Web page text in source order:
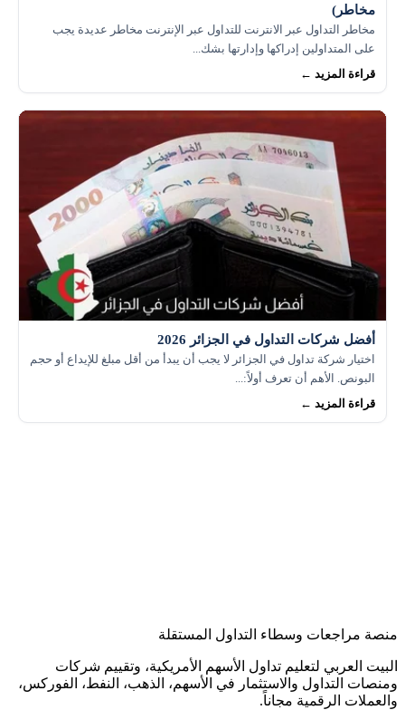
مخاطر)
مخاطر التداول عبر الانترنت للتداول عبر الإنترنت مخاطر عديدة يجب
على المتداولين إدراكها وإدارتها بشك...
قراءة المزيد ←
أفضل شركات التداول في الجزائر 2026
اختيار شركة تداول في الجزائر لا يجب أن يبدأ من أقل مبلغ للإيداع أو حجم
البونص. الأهم أن تعرف أولاً:...
قراءة المزيد ←
منصة مراجعات وسطاء التداول المستقلة
البيت العربي لتعليم تداول الأسهم الأمريكية، وتقييم شركات
ومنصات التداول والاستثمار في الأسهم، الذهب، النفط، الفوركس،
والعملات الرقمية مجاناً.